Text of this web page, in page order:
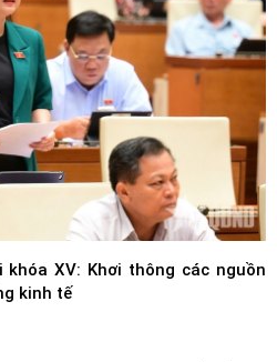
XV: Khơi thông các nguồn
kinh tế